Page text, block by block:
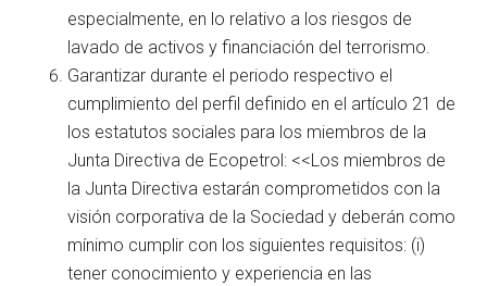
especialmente, en lo relativo a los riesgos de
lavado de activos y financiación del terrorismo.
Garantizar durante el periodo respectivo el
cumplimiento del perfil definido en el artículo 21 de
los estatutos sociales para los miembros de la
Junta Directiva de Ecopetrol: <<Los miembros de
la Junta Directiva estarán comprometidos con la
visión corporativa de la Sociedad y deberán como
mínimo cumplir con los siguientes requisitos: (i)
tener conocimiento y experiencia en las